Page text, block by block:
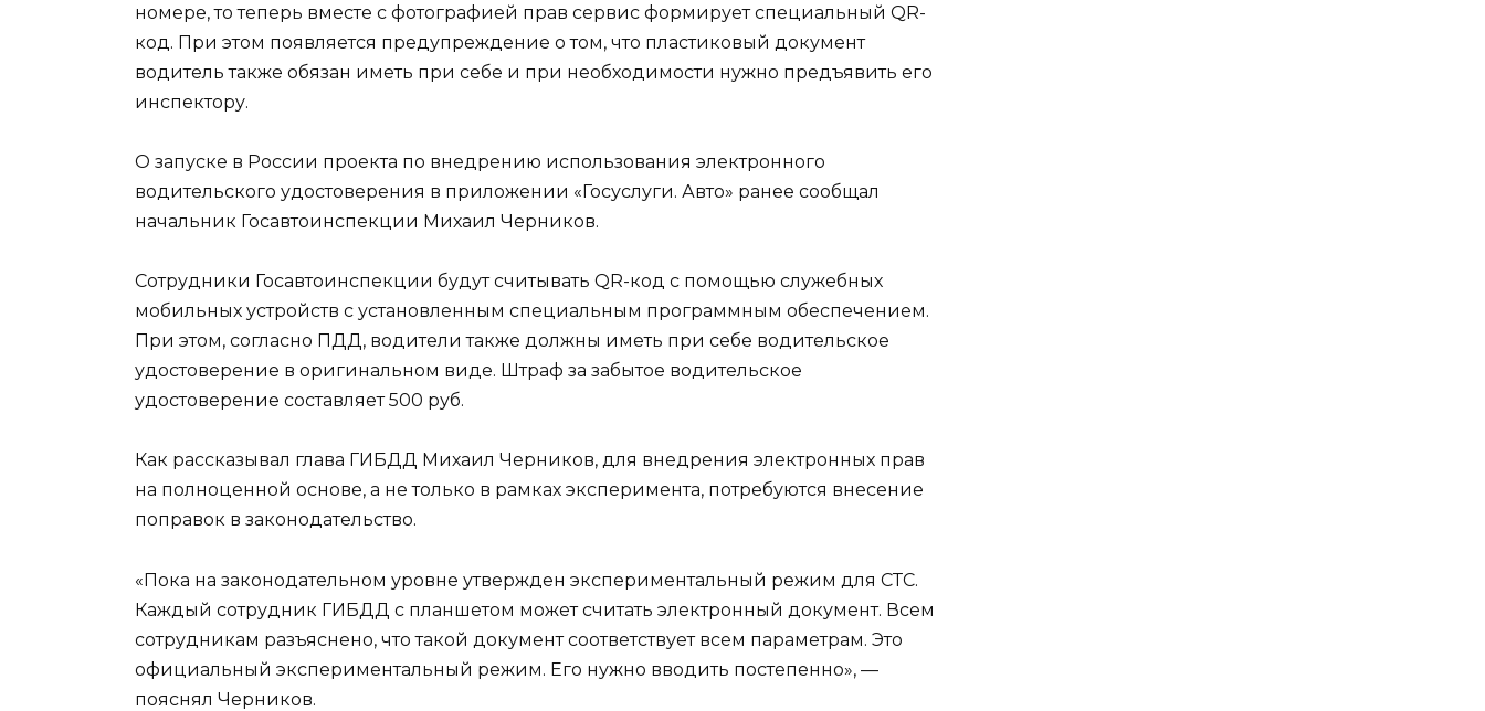
номере, то теперь вместе с фотографией прав сервис формирует специальный QR-
код. При этом появляется предупреждение о том, что пластиковый документ
водитель также обязан иметь при себе и при необходимости нужно предъявить его
инспектору.
О запуске в России проекта по внедрению использования электронного
водительского удостоверения в приложении «Госуслуги. Авто» ранее сообщал
начальник Госавтоинспекции Михаил Черников.
Сотрудники Госавтоинспекции будут считывать QR-код с помощью служебных
мобильных устройств с установленным специальным программным обеспечением.
При этом, согласно ПДД, водители также должны иметь при себе водительское
удостоверение в оригинальном виде. Штраф за забытое водительское
удостоверение составляет 500 руб.
Как рассказывал глава ГИБДД Михаил Черников, для внедрения электронных прав
на полноценной основе, а не только в рамках эксперимента, потребуются внесение
поправок в законодательство.
«Пока на законодательном уровне утвержден экспериментальный режим для СТС.
Каждый сотрудник ГИБДД с планшетом может считать электронный документ. Всем
сотрудникам разъяснено, что такой документ соответствует всем параметрам. Это
официальный экспериментальный режим. Его нужно вводить постепенно», —
пояснял Черников.